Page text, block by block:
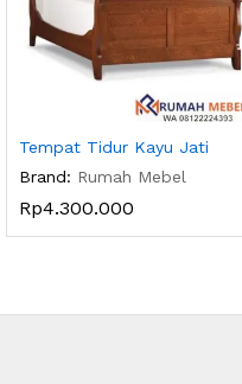
Tempat Tidur Kayu Jati
Brand: Rumah Mebel
Rp4.300.000